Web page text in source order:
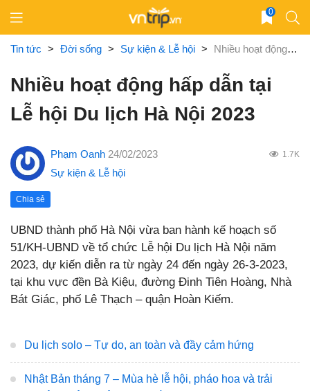
content
0
Tin tức > Đời sống > Sự kiện & Lễ hội > Nhiều hoạt động hấp dẫn tại Lễ hội Du lịch Hà Nội 2023
Nhiều hoạt động hấp dẫn tại
Lễ hội Du lịch Hà Nội 2023
Phạm Oanh 24/02/2023 1.7K
Sự kiện & Lễ hội
Chia sẻ
UBND thành phố Hà Nội vừa ban hành kế hoạch số
51/KH-UBND về tổ chức Lễ hội Du lịch Hà Nội năm
2023, dự kiến diễn ra từ ngày 24 đến ngày 26-3-2023,
tại khu vực đền Bà Kiệu, đường Đinh Tiên Hoàng, Nhà
Bát Giác, phố Lê Thạch – quận Hoàn Kiếm.
Du lịch solo – Tự do, an toàn và đầy cảm hứng
Nhật Bản tháng 7 – Mùa hè lễ hội, pháo hoa và trải